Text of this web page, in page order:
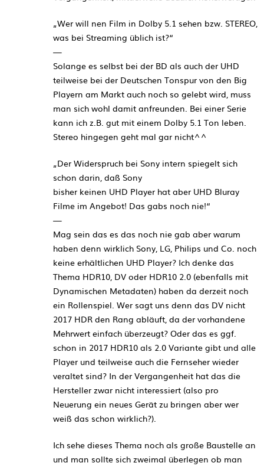
„Wer will nen Film in Dolby 5.1 sehen bzw. STEREO,
was bei Strea­m­ing üblich ist?“
—
Solange es selbst bei der BD als auch der UHD
teilweise bei der Deutschen Tonspur von den Big
Playern am Markt auch noch so gelebt wird, muss
man sich wohl damit anfreunden. Bei einer Serie
kann ich z.B. gut mit einem Dolby 5.1 Ton leben.
Stereo hingegen geht mal gar nicht^^
„Der Wider­spruch bei Sony intern spie­gelt sich
schon darin, daß Sony
bis­her kei­nen UHD Player hat aber UHD Blu­ray
Filme im Ange­bot! Das gabs noch nie!“
—
Mag sein das es das noch nie gab aber warum
haben denn wirklich Sony, LG, Philips und Co. noch
keine erhältlichen UHD Player? Ich denke das
Thema HDR10, DV oder HDR10 2.0 (ebenfalls mit
Dynamischen Metadaten) haben da derzeit noch
ein Rollenspiel. Wer sagt uns denn das DV nicht
2017 HDR den Rang abläuft, da der vorhandene
Mehrwert einfach überzeugt? Oder das es ggf.
schon in 2017 HDR10 als 2.0 Variante gibt und alle
Player und teilweise auch die Fernseher wieder
veraltet sind? In der Vergangenheit hat das die
Hersteller zwar nicht interessiert (also pro
Neuerung ein neues Gerät zu bringen aber wer
weiß das schon wirklich?).
Ich sehe dieses Thema noch als große Baustelle an
und man sollte sich zweimal überlegen ob man